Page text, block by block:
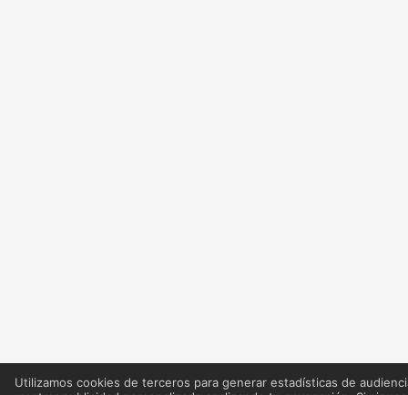
Utilizamos cookies de terceros para generar estadísticas de